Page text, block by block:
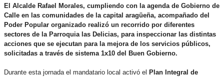
El Alcalde Rafael Morales, cumpliendo con la agenda de Gobierno de
Calle en las comunidades de la capital aragüeña, acompañado del
Poder Popular organizado realizó un recorrido por diferentes
sectores de la Parroquia las Delicias, para inspeccionar las distintas
acciones que se ejecutan para la mejora de los servicios públicos,
solicitadas a través de sistema 1x10 del Buen Gobierno.
Durante esta jornada el mandatario local activó el Plan Integral de